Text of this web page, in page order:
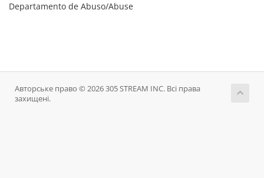
Departamento de Abuso/Abuse
Авторське право © 2026 305 STREAM INC. Всі права
захищені.